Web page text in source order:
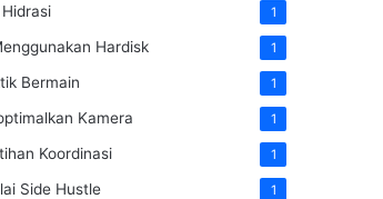
1
Hardisk 1
Bermain 1
Kamera 1
Koordinasi 1
Side Hustle 1